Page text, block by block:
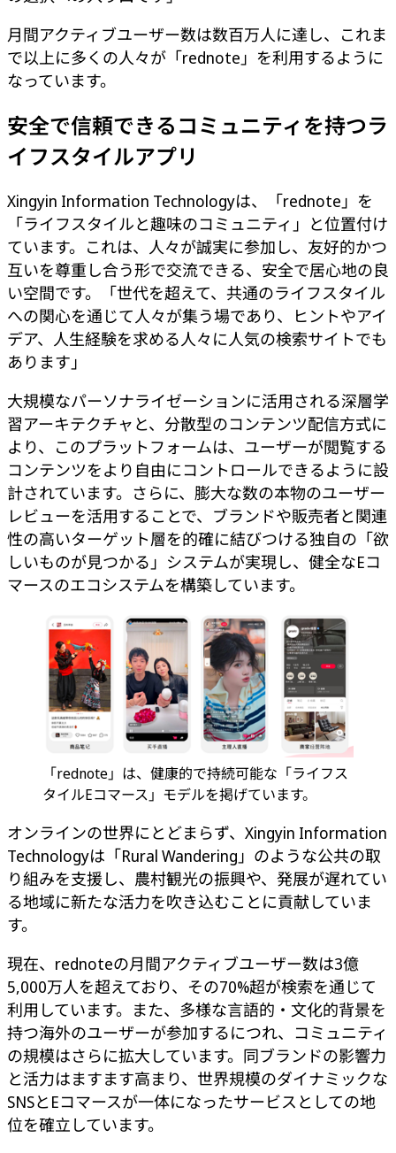
月間アクティブユーザー数は数百万人に達し、これま
で以上に多くの人々が「rednote」を利用するように
なっています。
安全で信頼できるコミュニティを持つラ
イフスタイルアプリ
Xingyin Information Technologyは、「rednote」を
「ライフスタイルと趣味のコミュニティ」と位置付け
ています。これは、人々が誠実に参加し、友好的かつ
互いを尊重し合う形で交流できる、安全で居心地の良
い空間です。「世代を超えて、共通のライフスタイル
への関心を通じて人々が集う場であり、ヒントやアイ
デア、人生経験を求める人々に人気の検索サイトでも
あります」
大規模なパーソナライゼーションに活用される深層学
習アーキテクチャと、分散型のコンテンツ配信方式に
より、このプラットフォームは、ユーザーが閲覧する
コンテンツをより自由にコントロールできるように設
計されています。さらに、膨大な数の本物のユーザー
レビューを活用することで、ブランドや販売者と関連
性の高いターゲット層を的確に結びつける独自の「欲
しいものが見つかる」システムが実現し、健全なEコ
マースのエコシステムを構築しています。
「rednote」は、健康的で持続可能な「ライフス
タイルEコマース」モデルを掲げています。
オンラインの世界にとどまらず、Xingyin Information
Technologyは「Rural Wandering」のような公共の取
り組みを支援し、農村観光の振興や、発展が遅れてい
る地域に新たな活力を吹き込むことに貢献していま
す。
現在、rednoteの月間アクティブユーザー数は3億
5,000万人を超えており、その70%超が検索を通じて
利用しています。また、多様な言語的・文化的背景を
持つ海外のユーザーが参加するにつれ、コミュニティ
の規模はさらに拡大しています。同ブランドの影響力
と活力はますます高まり、世界規模のダイナミックな
SNSとEコマースが一体になったサービスとしての地
位を確立しています。